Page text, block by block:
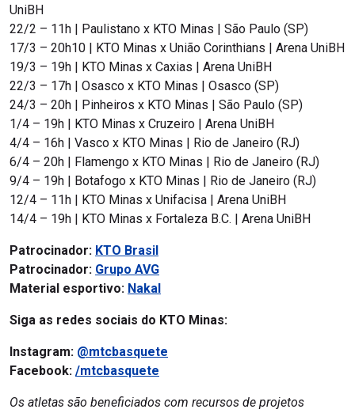
UniBH
22/2 – 11h | Paulistano x KTO Minas | São Paulo (SP)
17/3 – 20h10 | KTO Minas x União Corinthians | Arena UniBH
19/3 – 19h | KTO Minas x Caxias | Arena UniBH
22/3 – 17h | Osasco x KTO Minas | Osasco (SP)
24/3 – 20h | Pinheiros x KTO Minas | São Paulo (SP)
1/4 – 19h | KTO Minas x Cruzeiro | Arena UniBH
4/4 – 16h | Vasco x KTO Minas | Rio de Janeiro (RJ)
6/4 – 20h | Flamengo x KTO Minas | Rio de Janeiro (RJ)
9/4 – 19h | Botafogo x KTO Minas | Rio de Janeiro (RJ)
12/4 – 11h | KTO Minas x Unifacisa | Arena UniBH
14/4 – 19h | KTO Minas x Fortaleza B.C. | Arena UniBH
Patrocinador: KTO Brasil
Patrocinador: Grupo AVG
Material esportivo: Nakal
Siga as redes sociais do KTO Minas:
Instagram: @mtcbasquete
Facebook: /mtcbasquete
Os atletas são beneficiados com recursos de projetos